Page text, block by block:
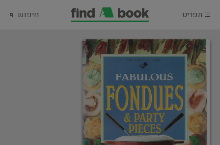
תפריט חיפוש